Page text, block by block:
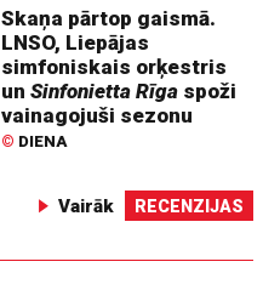
Skaņa pārtop gaismā.
LNSO, Liepājas
simfoniskais orķestris
unSinfonietta Rīga spoži
vainagojuši sezonu
© DIENA
Vairāk RECENZIJAS